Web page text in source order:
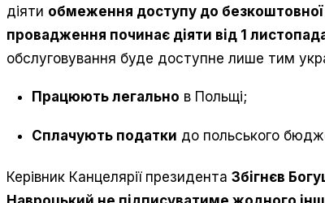
діяти обмеження доступу до
провадження починає діяти від 1
обслуговування буде доступне лише тим
Працюють легально в Польщі;
Сплачують податки до польського
Керівник Канцелярії президента Збігнєв